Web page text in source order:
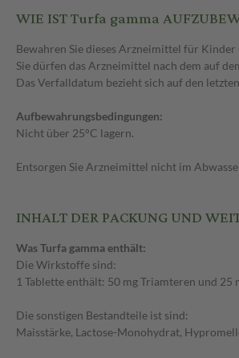
WIE IST Turfa gamma
Bewahren Sie dieses Arzneimittel für Kinder
Sie dürfen das Arzneimittel nach dem auf
Das Verfalldatum bezieht sich auf den
Aufbewahrungsbedingungen:
Nicht über 25°C lagern.
Entsorgen Sie Arzneimittel nicht im
INHALT DER PACKUNG UND
Was Turfa gamma enthält:
Die Wirkstoffe sind:
1 Tablette enthält: 50 mg Triamteren und
Die sonstigen Bestandteile ist sind:
Maisstärke, Lactose-Monohydrat,